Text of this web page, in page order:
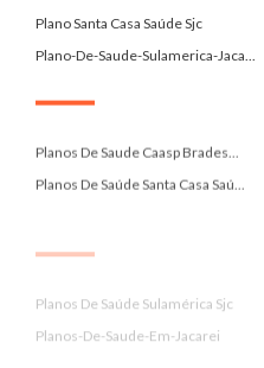
Plano Santa Casa Saúde Sjc
Plano-De-Saude-Sulamerica-Jaca...
Planos De Saude Caasp Brades...
Planos De Saúde Santa Casa Saú...
Planos-De-Saude-Em-Jacarei